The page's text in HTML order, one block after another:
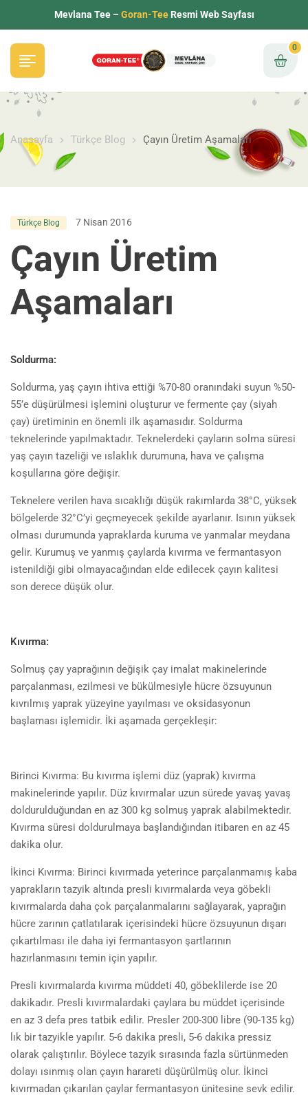
Mevlana Tee –Goran-TeeResmi Web Sayfası
0
Anasayfa Türkçe Blog Çayın Üretim Aşamaları
Türkçe Blog 7 Nisan 2016
Çayın Üretim
Aşamaları
Soldurma:
Soldurma, yaş çayın ihtiva ettiği %70-80 oranındaki suyun %50-
55’e düşürülmesi işlemini oluşturur ve fermente çay (siyah
çay) üretiminin en önemli ilk aşamasıdır. Soldurma
teknelerinde yapılmaktadır. Teknelerdeki çayların solma süresi
yaş çayın tazeliği ve ıslaklık durumuna, hava ve çalışma
koşullarına göre değişir.
Teknelere verilen hava sıcaklığı düşük rakımlarda 38°C, yüksek
bölgelerde 32°C’yi geçmeyecek şekilde ayarlanır. Isının yüksek
olması durumunda yapraklarda kuruma ve yanmalar meydana
gelir. Kurumuş ve yanmış çaylarda kıvırma ve fermantasyon
istenildiği gibi olmayacağından elde edilecek çayın kalitesi
son derece düşük olur.
Kıvırma:
Solmuş çay yaprağının değişik çay imalat makinelerinde
parçalanması, ezilmesi ve bükülmesiyle hücre özsuyunun
kıvrılmış yaprak yüzeyine yayılması ve oksidasyonun
başlaması işlemidir. İki aşamada gerçekleşir:
Birinci Kıvırma: Bu kıvırma işlemi düz (yaprak) kıvırma
makinelerinde yapılır. Düz kıvırmalar uzun sürede yavaş yavaş
doldurulduğundan en az 300 kg solmuş yaprak alabilmektedir.
Kıvırma süresi doldurulmaya başlandığından itibaren en az 45
dakika olur.
İkinci Kıvırma: Birinci kıvırmada yeterince parçalanmamış kaba
yaprakların tazyik altında presli kıvırmalarda veya göbekli
kıvırmalarda daha çok parçalanmalarını sağlayarak, yaprağın
hücre zarının çatlatılarak içerisindeki hücre özsuyunun dışarı
çıkartılması ile daha iyi fermantasyon şartlarının
hazırlanmasını temin için yapılır.
Presli kıvırmalarda kıvırma müddeti 40, göbeklilerde ise 20
dakikadır. Presli kıvırmalardaki çaylara bu müddet içerisinde
en az 3 defa pres tatbik edilir. Presler 200-300 libre (90-135 kg)
lık bir tazyikle yapılır. 5-6 dakika presli, 5-6 dakika pressiz
olarak çalıştırılır. Böylece tazyik sırasında fazla sürtünmeden
dolayı ısınmış olan çayın harareti düşürülmüş olur. İkinci
kıvırmadan çıkarılan çaylar fermantasyon ünitesine sevk edilir.